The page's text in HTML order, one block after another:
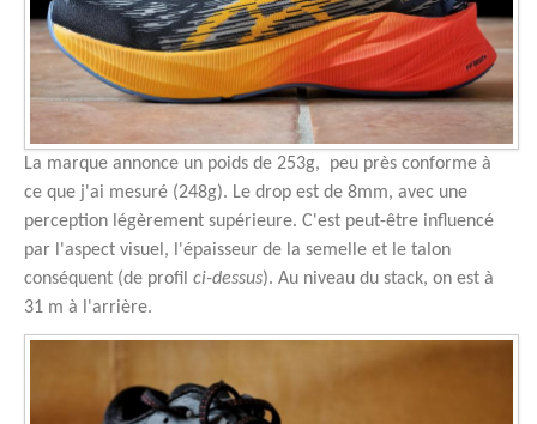
La marque annonce un poids de 253g, peu près conforme à
ce que j'ai mesuré (248g). Le drop est de 8mm, avec une
perception légèrement supérieure. C'est peut-être influencé
par l'aspect visuel, l'épaisseur de la semelle et le talon
conséquent (de profil ci-dessus). Au niveau du stack, on est à
31 m à l'arrière.